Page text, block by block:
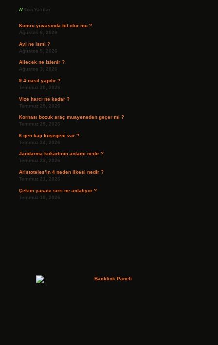
Son Yazılar
Kumru yuvasında bit olur mu ?
Ağustos 6, 2026
Avi ne ismi ?
Ağustos 5, 2026
Ailecek ne izlenir ?
Ağustos 3, 2026
9 4 nasıl yapılır ?
Temmuz 30, 2026
Vize harcı ne kadar ?
Temmuz 29, 2026
Kornası bozuk araç muayeneden geçer mi ?
Temmuz 25, 2026
6 gen kaç köşegeni var ?
Temmuz 24, 2026
Jandarma kokartının anlamı nedir ?
Temmuz 23, 2026
Aristoteles’in 4 neden ilkesi nedir ?
Temmuz 21, 2026
Çekim yasası sırrı ne anlatıyor ?
Temmuz 19, 2026